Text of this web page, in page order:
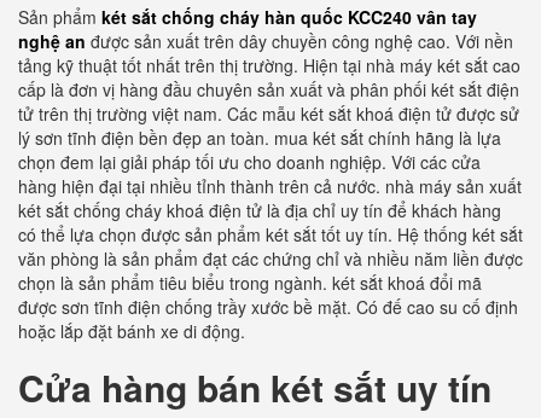
Sản phẩm két sắt chống cháy hàn quốc KCC240 vân tay
nghệ an được sản xuất trên dây chuyền công nghệ cao. Với nền
tảng kỹ thuật tốt nhất trên thị trường. Hiện tại nhà máy két sắt cao
cấp là đơn vị hàng đầu chuyên sản xuất và phân phối két sắt điện
tử trên thị trường việt nam. Các mẫu két sắt khoá điện tử được sử
lý sơn tĩnh điện bền đẹp an toàn. mua két sắt chính hãng là lựa
chọn đem lại giải pháp tối ưu cho doanh nghiệp. Với các cửa
hàng hiện đại tại nhiều tỉnh thành trên cả nước. nhà máy sản xuất
két sắt chống cháy khoá điện tử là địa chỉ uy tín để khách hàng
có thể lựa chọn được sản phẩm két sắt tốt uy tín. Hệ thống két sắt
văn phòng là sản phẩm đạt các chứng chỉ và nhiều năm liền được
chọn là sản phẩm tiêu biểu trong ngành. két sắt khoá đổi mã
được sơn tĩnh điện chống trầy xước bề mặt. Có đế cao su cố định
hoặc lắp đặt bánh xe di động.
Cửa hàng bán két sắt uy tín